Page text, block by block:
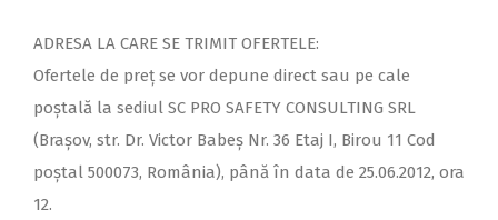
ADRESA LA CARE SE TRIMIT OFERTELE:
Ofertele de preț se vor depune direct sau pe cale
poștală la sediul SC PRO SAFETY CONSULTING SRL
(Brașov, str. Dr. Victor Babeș Nr. 36 Etaj I, Birou 11 Cod
poștal 500073, România), până în data de 25.06.2012, ora
12.